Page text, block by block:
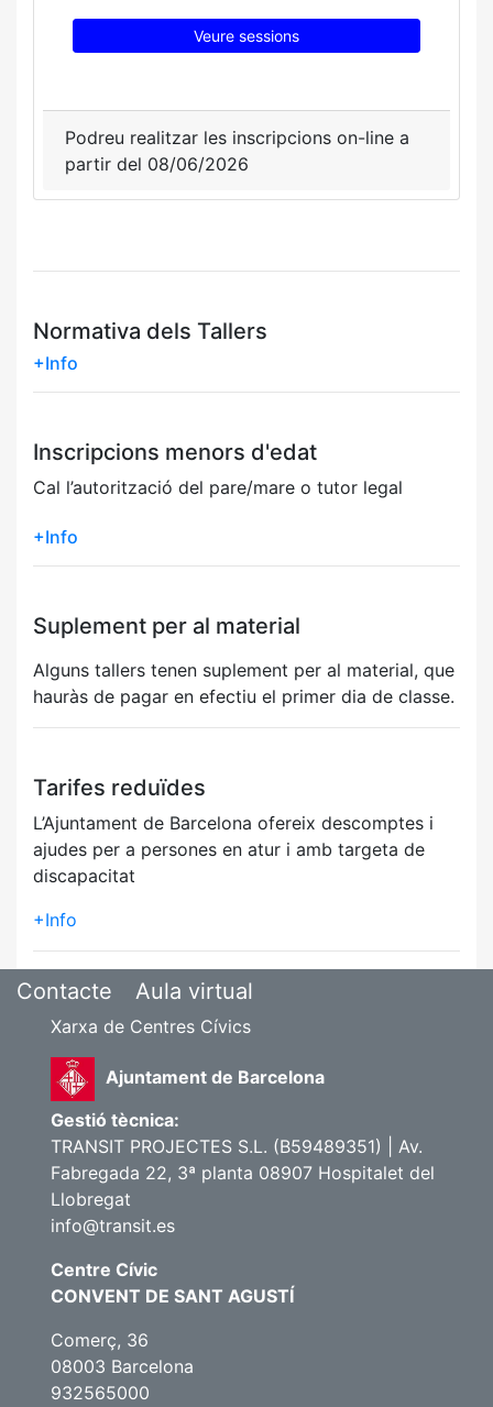
Veure sessions
Podreu realitzar les inscripcions on-line a
partir del 08/06/2026
Normativa dels Tallers
+Info
Inscripcions menors d'edat
Cal l’autorització del pare/mare o tutor legal
+Info
Suplement per al material
Alguns tallers tenen suplement per al material, que
hauràs de pagar en efectiu el primer dia de classe.
Tarifes reduïdes
L’Ajuntament de Barcelona ofereix descomptes i
ajudes per a persones en atur i amb targeta de
discapacitat
+Info
Contacte Aula virtual
Xarxa de Centres Cívics
Ajuntament de Barcelona
Gestió tècnica:
TRANSIT PROJECTES S.L. (B59489351) | Av.
Fabregada 22, 3ª planta 08907 Hospitalet del
Llobregat
info@transit.es
Centre Cívic
CONVENT DE SANT AGUSTÍ
Comerç, 36
08003 Barcelona
932565000